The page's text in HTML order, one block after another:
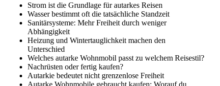
Strom ist die Grundlage für autarkes Reisen
Wasser bestimmt oft die tatsächliche Standzeit
Sanitärsysteme: Mehr Freiheit durch weniger
Abhängigkeit
Heizung und Wintertauglichkeit machen den
Unterschied
Welches autarke Wohnmobil passt zu welchem Reisestil?
Nachrüsten oder fertig kaufen?
Autarkie bedeutet nicht grenzenlose Freiheit
Autarke Wohnmobile gebraucht kaufen: Worauf du